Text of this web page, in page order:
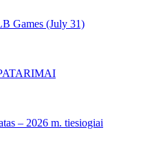
Games (July 31)
– 2026 m. tiesiogiai